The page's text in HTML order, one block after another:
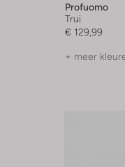
Profuomo
Trui
€ 129,99
+ meer